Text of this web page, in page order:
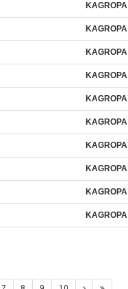
KAGROPA
KAGROPA
KAGROPA
KAGROPA
KAGROPA
KAGROPA
KAGROPA
KAGROPA
KAGROPA
KAGROPA